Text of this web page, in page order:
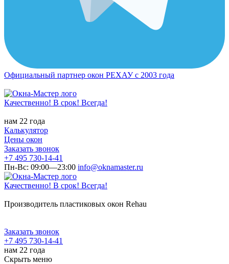
Официальный партнер окон РЕХАУ с 2003 года
Качественно! В срок! Всегда!
нам 22 года
Калькулятор
Цены окон
Заказать звонок
+7 495 730-14-41
Пн-Вс: 09:00—23:00 info@oknamaster.ru
Качественно! В срок! Всегда!
Производитель пластиковых окон Rehau
Заказать звонок
+7 495 730-14-41
нам 22 года
Скрыть меню